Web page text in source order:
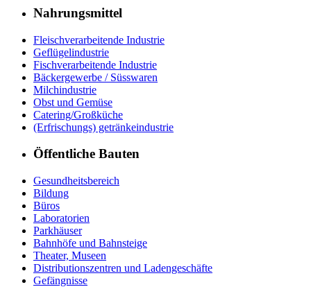
Nahrungsmittel
Fleischverarbeitende Industrie
Geflügelindustrie
Fischverarbeitende Industrie
Bäckergewerbe / Süsswaren
Milchindustrie
Obst und Gemüse
Catering/Großküche
(Erfrischungs) getränkeindustrie
Öffentliche Bauten
Gesundheitsbereich
Bildung
Büros
Laboratorien
Parkhäuser
Bahnhöfe und Bahnsteige
Theater, Museen
Distributionszentren und Ladengeschäfte
Gefängnisse